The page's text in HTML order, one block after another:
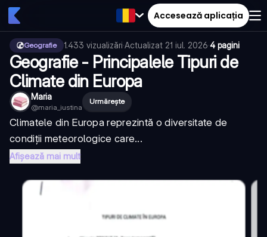
Accesează aplicația
Geografie 1.433 vizualizări·Actualizat 21 iul. 2026·4 pagini
Geografie - Principalele Tipuri de
Climate din Europa
Maria
@maria_iustina
Urmărește
Climatele din Europa reprezintă o diversitate de
condiții meteorologice care...
Afișează mai mult